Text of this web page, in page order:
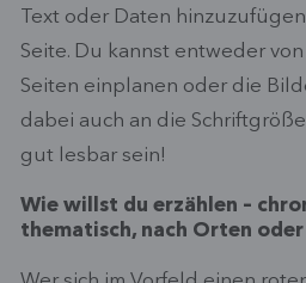
Text oder Daten
Seite. Du kannst entweder
Seiten einplanen oder die
dabei auch an die
gut lesbar sein!
Wie willst du erzählen –
thematisch, nach Orten oder